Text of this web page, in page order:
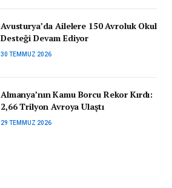
Avusturya’da Ailelere 150 Avroluk Okul
Desteği Devam Ediyor
30 TEMMUZ 2026
Almanya’nın Kamu Borcu Rekor Kırdı:
2,66 Trilyon Avroya Ulaştı
29 TEMMUZ 2026